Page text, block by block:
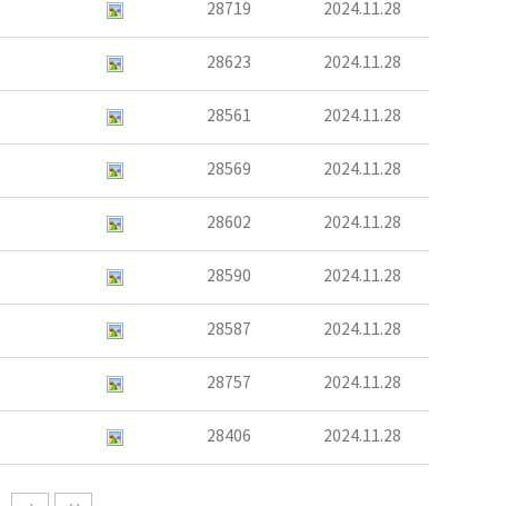
28719 2024.11.28
28623 2024.11.28
28561 2024.11.28
28569 2024.11.28
28602 2024.11.28
28590 2024.11.28
28587 2024.11.28
28757 2024.11.28
28406 2024.11.28